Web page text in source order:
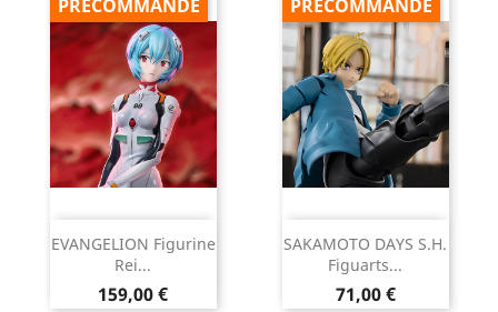
EVANGELION Figurine
Rei...
Prix
159,00 €
PRÉCOMMANDE
SAKAMOTO DAYS S.H.
Figuarts...
Prix
71,00 €
PRÉCOMMANDE